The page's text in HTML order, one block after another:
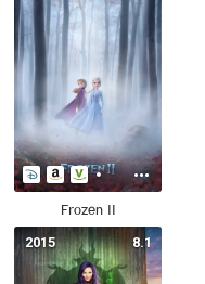
Frozen II
8.1
2015